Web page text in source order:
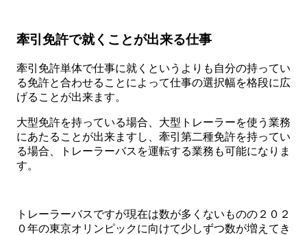
牽引免許で就くことが出来る仕事
牽引免許単体で仕事に就くというよりも自分の持ってい
る免許と合わせることによって仕事の選択幅を格段に広
げることが出来ます。
大型免許を持っている場合、大型トレーラーを使う業務
にあたることが出来ますし、牽引第二種免許を持ってい
る場合、トレーラーバスを運転する業務も可能になりま
す。
トレーラーバスですが現在は数が多くないものの２０２
０年の東京オリンピックに向けて少しずつ数が増えてき